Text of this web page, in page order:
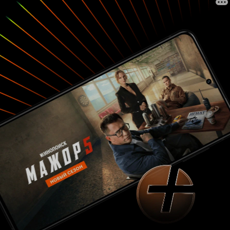
его, что является одной из самых важных
составляющих успеха фильма, непременно
ответит вам – музыка, и будет стопроцентно
прав, ибо музыка, помимо актёрской игры и
спецэффектов, создаёт впечатление зрителя о
сущности фильма. Гениальный композитор
Джон Уильямс уловил дух произведения
Роулинг, и создал несколько мигом
разошедшихся в тираж неистовыми фанатами
уникальных мелодий, и одна из них многим
запомнилась особенно – тема совы Хедвиги,
прилетающей в дом Дурслей с тем самым,
волнующим и долгожданным письмом.
Позднее он сорвёт аплодисменты за создание
в «Узнике Азкабана» темы Клювокрыла,
пролетающего с Гарри над добрым старым и
так любимым всеми нами Хогвартсе. Второй же
человек запомнился зрителям своей
феноменальной игрой, повторив спустя
многие годы то, что сотворил Василий
Ливанов, затмив собой книжный образ
Шерлока Холмса экранным. И имя «герою
нашего романа» - Алан Рикман. Он сыграл
желчного и таинственного профессора